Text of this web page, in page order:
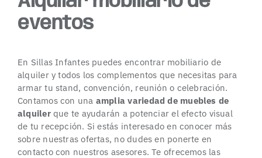
eventos
En Sillas Infantes puedes encontrar mobiliario de
alquiler y todos los complementos que necesitas para
armar tu stand, convención, reunión o celebración.
Contamos con una amplia variedad de muebles de
alquilerque te ayudarán a potenciar el efecto visual
de tu recepción. Si estás interesado en conocer más
sobre nuestras ofertas, no dudes en ponerte en
contacto con nuestros asesores. Te ofrecemos las